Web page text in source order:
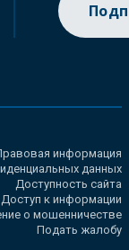
информация
данных
Доступность сайта
Доступ к информации
о мошенничестве
Подать жалобу